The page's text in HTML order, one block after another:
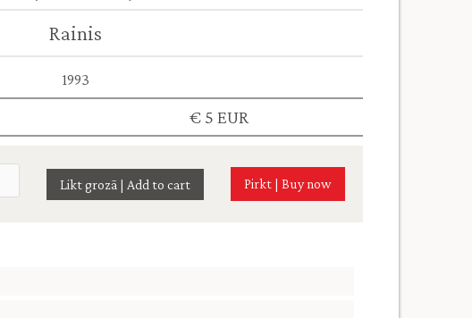
Rainis
1993
€ 5 EUR
Pirkt | Buy now